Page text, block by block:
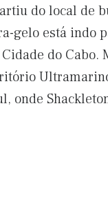
do local de
gelo está indo
do Cabo.
onde